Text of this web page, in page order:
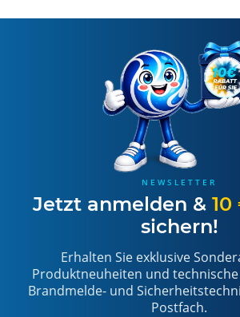
NEWSLETTER
Jetzt anmelden &
sichern!
Erhalten Sie exklusive
Produktneuheiten und
Brandmelde- und
Postfach.